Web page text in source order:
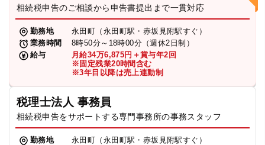
相続税申告のご相談から申告書提出まで一貫対応
勤務地
永田町（永田町駅・赤坂見附駅すぐ）
業務時間
8時50分～18時00分（週休2日制）
給与
月給34万6,875円＋賞与年2回
※固定残業20時間含む
※3年目以降は売上連動制
税理士法人 事務員
相続税申告をサポートする専門事務所の事務スタッフ
勤務地
永田町（永田町駅・赤坂見附駅すぐ）